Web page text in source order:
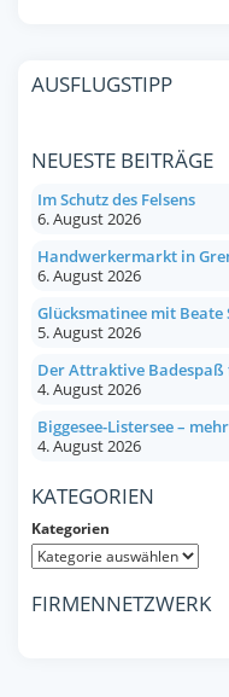
AUSFLUGSTIPP
NEUESTE BEITRÄGE
Im Schutz des Felsens
6. August 2026
Handwerkermarkt in
6. August 2026
Glücksmatinee mit Beate
5. August 2026
Der Attraktive Badespaß
4. August 2026
Biggesee-Listersee –
4. August 2026
KATEGORIEN
Kategorien
FIRMENNETZWERK